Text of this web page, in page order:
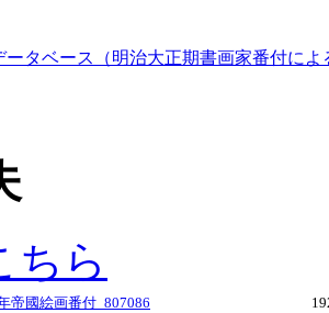
ータベース（明治大正期書画家番付によ
ちら
帝國絵画番付_807086